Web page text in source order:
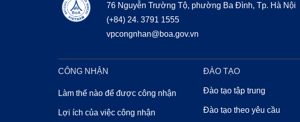
76 Nguyễn Trường Tộ, phường Ba Đình, Tp. Hà Nội
(+84) 24. 3791 1555
vpcongnhan@boa.gov.vn
CHỨNG NHẬN
CÔNG NHẬN
Làm thế nào để được công nhận
Lợi ích của việc công nhận
BOA EDUCATION
ĐÀO TẠO
Đào tạo tập trung
Đào tạo theo yêu cầu